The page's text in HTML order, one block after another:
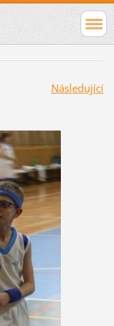
Následující